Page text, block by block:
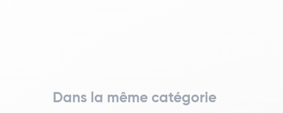
Dans la même catégorie